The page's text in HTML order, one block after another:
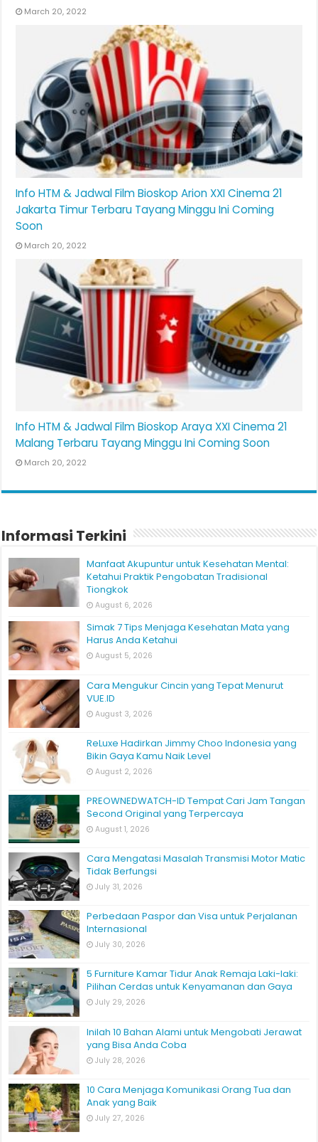
March 20, 2022
Info HTM & Jadwal Film Bioskop Arion XXI Cinema 21
Jakarta Timur Terbaru Tayang Minggu Ini Coming
Soon
March 20, 2022
Info HTM & Jadwal Film Bioskop Araya XXI Cinema 21
Malang Terbaru Tayang Minggu Ini Coming Soon
March 20, 2022
Informasi Terkini
Manfaat Akupuntur untuk Kesehatan Mental:
Ketahui Praktik Pengobatan Tradisional
Tiongkok
August 6, 2026
Simak 7 Tips Menjaga Kesehatan Mata yang
Harus Anda Ketahui
August 5, 2026
Cara Mengukur Cincin yang Tepat Menurut
VUE.ID
August 3, 2026
ReLuxe Hadirkan Jimmy Choo Indonesia yang
Bikin Gaya Kamu Naik Level
August 2, 2026
PREOWNEDWATCH-ID Tempat Cari Jam Tangan
Second Original yang Terpercaya
August 1, 2026
Cara Mengatasi Masalah Transmisi Motor Matic
Tidak Berfungsi
July 31, 2026
Perbedaan Paspor dan Visa untuk Perjalanan
Internasional
July 30, 2026
5 Furniture Kamar Tidur Anak Remaja Laki-laki:
Pilihan Cerdas untuk Kenyamanan dan Gaya
July 29, 2026
Inilah 10 Bahan Alami untuk Mengobati Jerawat
yang Bisa Anda Coba
July 28, 2026
10 Cara Menjaga Komunikasi Orang Tua dan
Anak yang Baik
July 27, 2026